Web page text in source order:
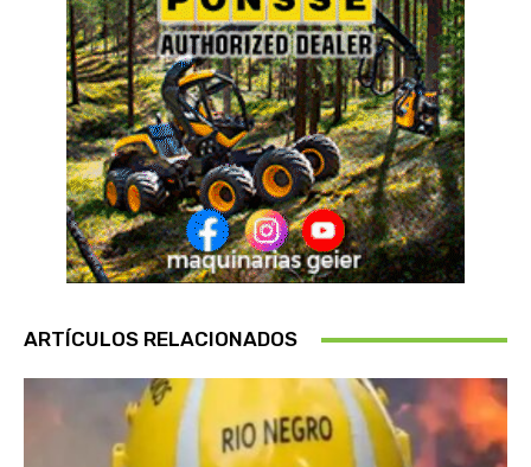
ARTÍCULOS RELACIONADOS